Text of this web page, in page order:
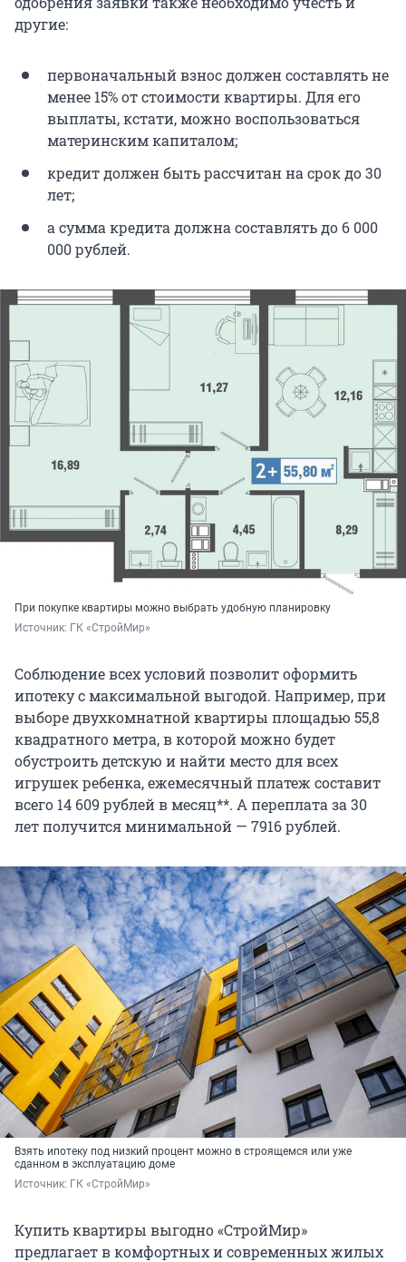
другие:
первоначальный взнос должен составлять не
менее 15% от стоимости квартиры. Для его
выплаты, кстати, можно воспользоваться
материнским капиталом;
кредит должен быть рассчитан на срок до 30
лет;
а сумма кредита должна составлять до 6 000
000 рублей.
При покупке квартиры можно выбрать удобную планировку
Источник: ГК «СтройМир»
Соблюдение всех условий позволит оформить
ипотеку с максимальной выгодой. Например, при
выборе двухкомнатной квартиры площадью 55,8
квадратного метра, в которой можно будет
обустроить детскую и найти место для всех
игрушек ребенка, ежемесячный платеж составит
всего 14 609 рублей в месяц**. А переплата за 30
лет получится минимальной — 7916 рублей.
Взять ипотеку под низкий процент можно в строящемся или уже
сданном в эксплуатацию доме
Источник: ГК «СтройМир»
Купить квартиры выгодно «СтройМир»
предлагает в комфортных и современных жилых